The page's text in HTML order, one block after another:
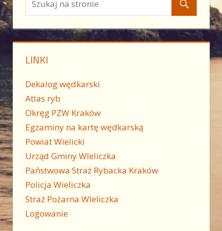
LINKI
Dekalog wędkarski
Atlas ryb
Okręg PZW Kraków
Egzaminy na kartę wędkarską
Powiat Wielicki
Urząd Gminy WIeliczka
Państwowa Straż Rybacka Kraków
Policja Wieliczka
Straż Pożarna WIeliczka
Logowanie